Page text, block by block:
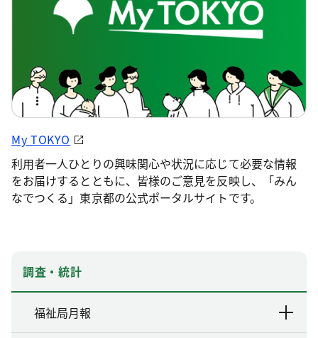
My TOKYO
利用者一人ひとりの興味関心や状況に応じて必要な情報
をお届けするとともに、皆様のご意見を反映し、「みん
なでつくる」東京都の公式ポータルサイトです。
調査・統計
福祉局月報